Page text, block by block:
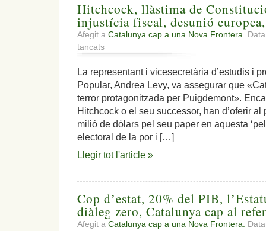
Hitchcock, llàstima de
injustícia fiscal, desunió
Afegit a Catalunya cap a una Nova Frontera.
tancats
Hitchcock,
de
Constitucional!,
mediació
injustícia
fiscal,
desunió
dimissió
La representant i vicesecretària d’estudis i
Popular, Andrea Levy, va assegurar que
terror protagonitzada per Puigdemont».
Hitchcock o el seu successor, han d’oferir
milió de dòlars pel seu paper en aquesta
electoral de la por i […]
Llegir tot l'article »
Cop d’estat, 20% del PIB,
diàleg zero, Catalunya cap al
Afegit a Catalunya cap a una Nova Frontera.